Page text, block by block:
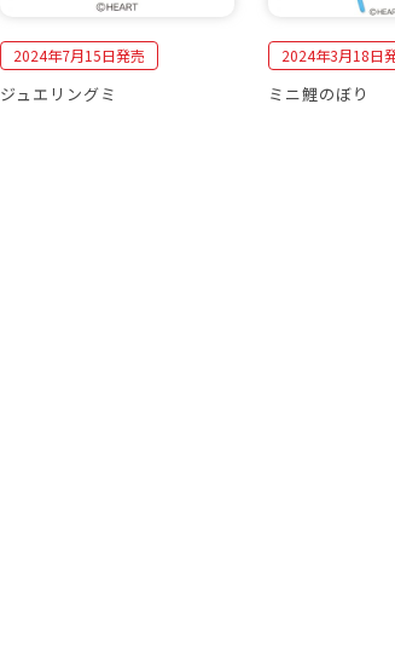
2024年7月15日発売
ジュエリングミ
2024年3月18日
ミニ鯉のぼり